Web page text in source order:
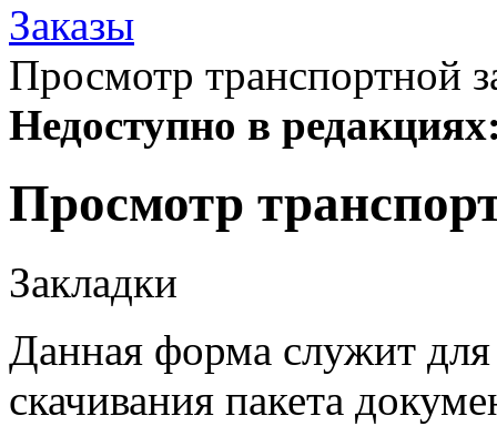
Заказы
Просмотр транспортной
Недоступно в
Просмотр
Закладки
Данная форма служит
скачивания пакета